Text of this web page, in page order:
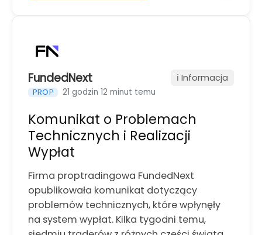
FundedNext
PROP 21 godzin 12 minut temu
ℹ️ Informacja
Komunikat o Problemach
Technicznych i Realizacji
Wypłat
Firma proptradingowa FundedNext
opublikowała komunikat dotyczący
problemów technicznych, które wpłynęły
na system wypłat. Kilka tygodni temu,